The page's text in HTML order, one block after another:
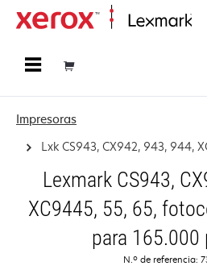
Impresoras
Lxk CS943, CX942, 943, 944,
Lexmark CS943,
XC9445, 55, 65,
para 165.000
N.º de referencia: